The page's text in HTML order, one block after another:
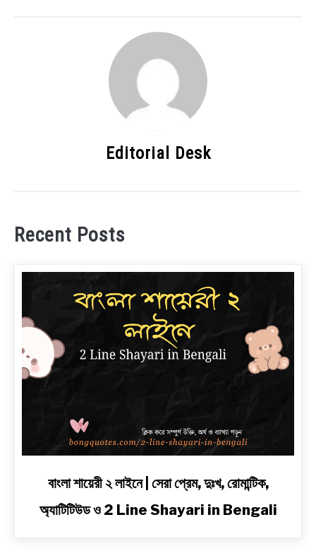
Editorial Desk
Recent Posts
বাংলা শায়েরী ২ লাইনে | সেরা প্রেম, দুঃখ, রোমান্টিক,
অ্যাটিটিউড ও 2 Line Shayari in Bengali